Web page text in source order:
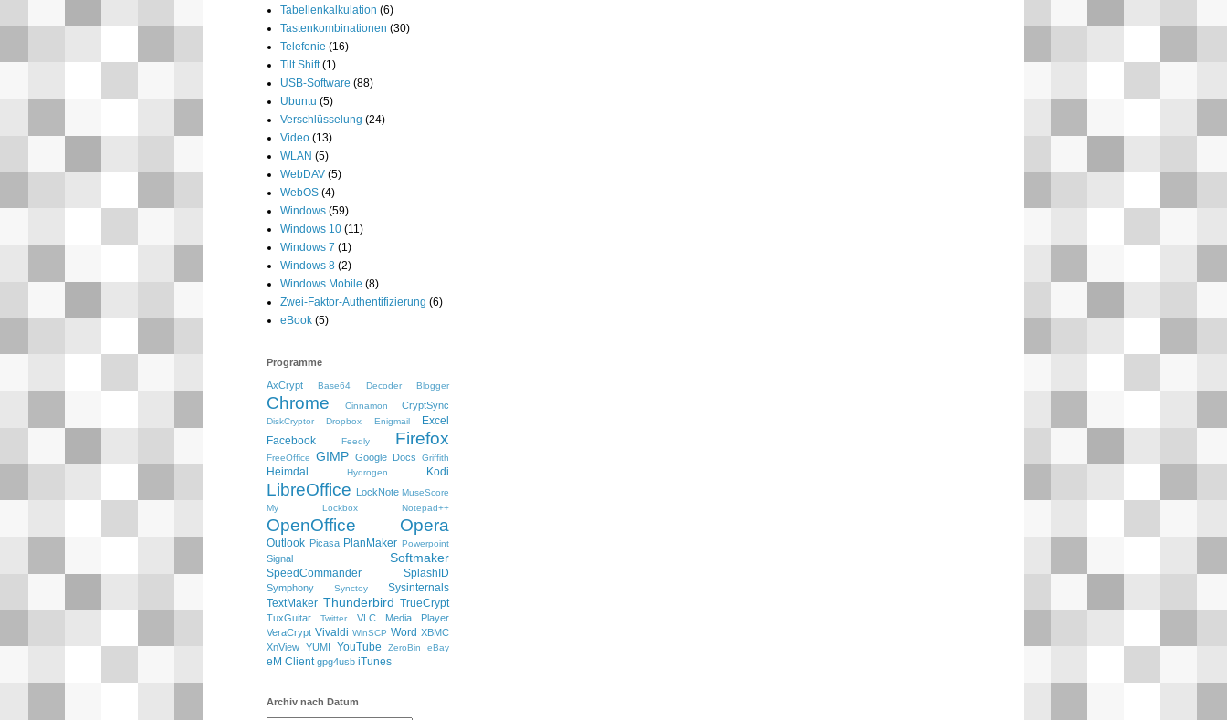
Tabellenkalkulation (6)
Tastenkombinationen (30)
Telefonie (16)
Tilt Shift (1)
USB-Software (88)
Ubuntu (5)
Verschlüsselung (24)
Video (13)
WLAN (5)
WebDAV (5)
WebOS (4)
Windows (59)
Windows 10 (11)
Windows 7 (1)
Windows 8 (2)
Windows Mobile (8)
Zwei-Faktor-Authentifizierung (6)
eBook (5)
Programme
AxCrypt Base64 Decoder Blogger
Chrome Cinnamon CryptSync
DiskCryptor Dropbox Enigmail
Excel
Facebook
Feedly Firefox
FreeOffice GIMP Google Docs Griffith
Heimdal Hydrogen Kodi
LibreOffice LockNote MuseScore
My Lockbox
Notepad++
OpenOffice Opera
Outlook Picasa PlanMaker Powerpoint
Signal Softmaker
SpeedCommander SplashID
Symphony Synctoy
Sysinternals
TextMaker Thunderbird TrueCrypt
TuxGuitar Twitter
VLC Media Player
VeraCrypt Vivaldi WinSCP Word XBMC
XnView YUMI YouTube ZeroBin eBay
eM Client gpg4usb iTunes
Archiv nach Datum